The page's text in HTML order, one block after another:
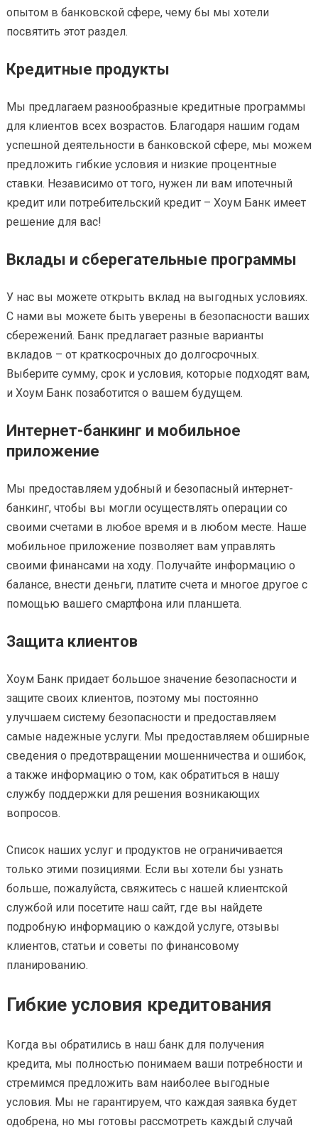
опытом в банковской сфере, чему бы мы хотели
посвятить этот раздел.
Кредитные продукты
Мы предлагаем разнообразные кредитные программы
для клиентов всех возрастов. Благодаря нашим годам
успешной деятельности в банковской сфере, мы можем
предложить гибкие условия и низкие процентные
ставки. Независимо от того, нужен ли вам ипотечный
кредит или потребительский кредит – Хоум Банк имеет
решение для вас!
Вклады и сберегательные программы
У нас вы можете открыть вклад на выгодных условиях.
С нами вы можете быть уверены в безопасности ваших
сбережений. Банк предлагает разные варианты
вкладов – от краткосрочных до долгосрочных.
Выберите сумму, срок и условия, которые подходят вам,
и Хоум Банк позаботится о вашем будущем.
Интернет-банкинг и мобильное
приложение
Мы предоставляем удобный и безопасный интернет-
банкинг, чтобы вы могли осуществлять операции со
своими счетами в любое время и в любом месте. Наше
мобильное приложение позволяет вам управлять
своими финансами на ходу. Получайте информацию о
балансе, внести деньги, платите счета и многое другое с
помощью вашего смартфона или планшета.
Защита клиентов
Хоум Банк придает большое значение безопасности и
защите своих клиентов, поэтому мы постоянно
улучшаем систему безопасности и предоставляем
самые надежные услуги. Мы предоставляем обширные
сведения о предотвращении мошенничества и ошибок,
а также информацию о том, как обратиться в нашу
службу поддержки для решения возникающих
вопросов.
Список наших услуг и продуктов не ограничивается
только этими позициями. Если вы хотели бы узнать
больше, пожалуйста, свяжитесь с нашей клиентской
службой или посетите наш сайт, где вы найдете
подробную информацию о каждой услуге, отзывы
клиентов, статьи и советы по финансовому
планированию.
Гибкие условия кредитования
Когда вы обратились в наш банк для получения
кредита, мы полностью понимаем ваши потребности и
стремимся предложить вам наиболее выгодные
условия. Мы не гарантируем, что каждая заявка будет
одобрена, но мы готовы рассмотреть каждый случай